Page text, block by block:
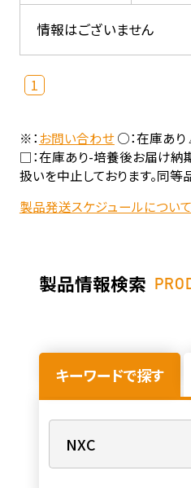
情報はございません
1
※：お問い合わせ○：在庫あり
□：在庫あり-培養後お届け納
扱いを中止しております。同等
製品発送スケジュールについ
製品情報検索
キーワードで探す